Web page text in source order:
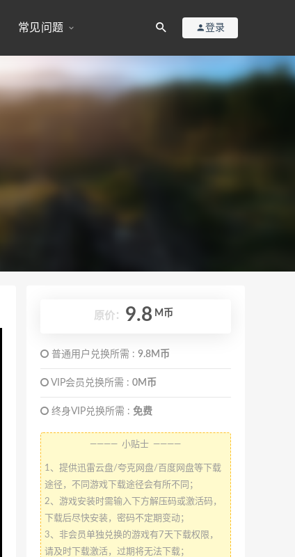
常见问题 登录
原价： 9.8 M币
普通用户兑换所需 : 9.8M币
VIP会员兑换所需 : 0M币
终身VIP兑换所需 : 免费
———— 小贴士 ————
1、提供迅雷云盘/夸克网盘/百度网盘等下载
途径，不同游戏下载途径会有所不同；
2、游戏安装时需输入下方解压码或激活码，
下载后尽快安装，密码不定期变动；
3、非会员单独兑换的游戏有7天下载权限，
请及时下载激活，过期将无法下载；